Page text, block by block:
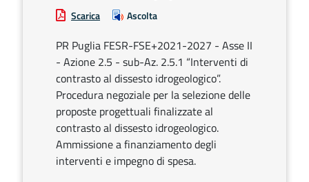
Scarica Ascolta
PR Puglia FESR-FSE+2021-2027 - Asse II
- Azione 2.5 - sub-Az. 2.5.1 “Interventi di
contrasto al dissesto idrogeologico”.
Procedura negoziale per la selezione delle
proposte progettuali finalizzate al
contrasto al dissesto idrogeologico.
Ammissione a finanziamento degli
interventi e impegno di spesa.